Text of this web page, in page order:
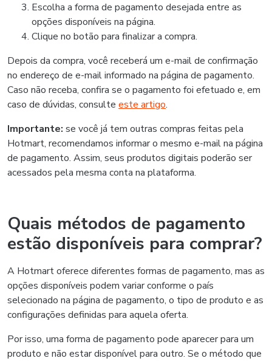
Escolha a forma de pagamento desejada entre as
opções disponíveis na página.
Clique no botão para finalizar a compra.
Depois da compra, você receberá um e-mail de confirmação
no endereço de e-mail informado na página de pagamento.
Caso não receba, confira se o pagamento foi efetuado e, em
caso de dúvidas, consulte este artigo.
Importante: se você já tem outras compras feitas pela
Hotmart, recomendamos informar o mesmo e-mail na página
de pagamento. Assim, seus produtos digitais poderão ser
acessados pela mesma conta na plataforma.
Quais métodos de pagamento
estão disponíveis para comprar?
A Hotmart oferece diferentes formas de pagamento, mas as
opções disponíveis podem variar conforme o país
selecionado na página de pagamento, o tipo de produto e as
configurações definidas para aquela oferta.
Por isso, uma forma de pagamento pode aparecer para um
produto e não estar disponível para outro. Se o método que